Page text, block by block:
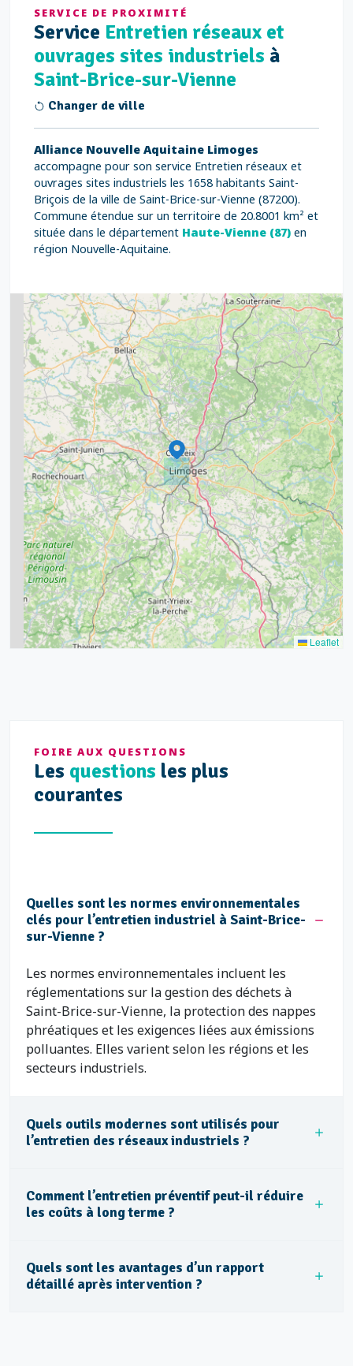
SERVICE DE PROXIMITÉ
Service Entretien réseaux et
ouvrages sites industriels à
Saint-Brice-sur-Vienne
Changer de ville
Alliance Nouvelle Aquitaine Limoges
accompagne pour son service Entretien réseaux et
ouvrages sites industriels les 1658 habitants Saint-
Briçois de la ville de Saint-Brice-sur-Vienne (87200).
Commune étendue sur un territoire de 20.8001 km² et
située dans le département Haute-Vienne (87) en
région Nouvelle-Aquitaine.
2
9
2
3
11
5
8
7
7
6
20
2
9
8
5
11
15
7
Leaflet
FOIRE AUX QUESTIONS
Les questions les plus
courantes
Quelles sont les normes environnementales
clés pour l’entretien industriel à Saint-Brice-
sur-Vienne ?
Les normes environnementales incluent les
réglementations sur la gestion des déchets à
Saint-Brice-sur-Vienne, la protection des nappes
phréatiques et les exigences liées aux émissions
polluantes. Elles varient selon les régions et les
secteurs industriels.
Quels outils modernes sont utilisés pour
l’entretien des réseaux industriels ?
Comment l’entretien préventif peut-il réduire
les coûts à long terme ?
Quels sont les avantages d’un rapport
détaillé après intervention ?